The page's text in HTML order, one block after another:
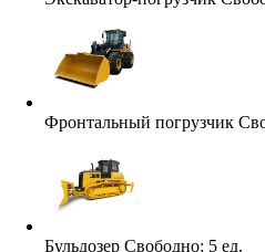
Фронтальный погрузчик
Бульдозер Свободно: 5 ед.